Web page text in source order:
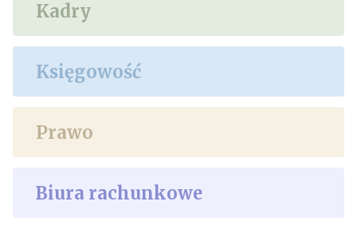
Kadry
Księgowość
Prawo
Biura rachunkowe